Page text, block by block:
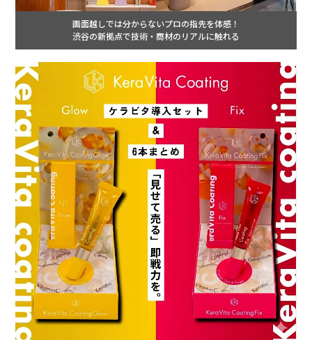
画面越しでは分からないプロの指先を体感！
渋谷の新拠点で技術・商材のリアルに触れる